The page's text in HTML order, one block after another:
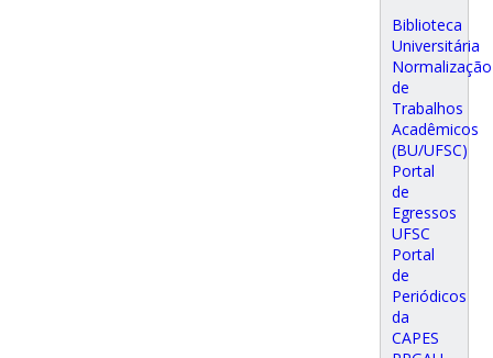
Biblioteca
Universitária
Normalização
de
Trabalhos
Acadêmicos
(BU/UFSC)
Portal
de
Egressos
UFSC
Portal
de
Periódicos
da
CAPES